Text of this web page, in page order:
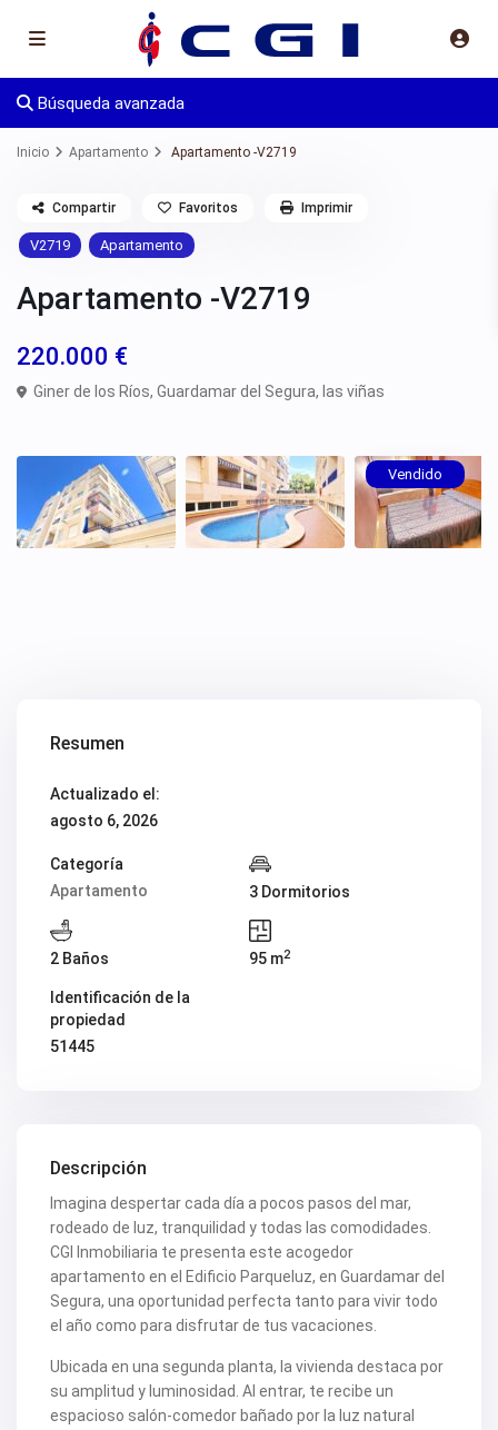
Búsqueda avanzada
Inicio Apartamento Apartamento -V2719
V2719 Apartamento
Apartamento -V2719
220.000 €
Giner de los Ríos,Guardamar del Segura, las viñas
Compartir Favoritos Imprimir
Vendido
Resumen
Actualizado el:
agosto 6, 2026
Categoría
Apartamento
3 Dormitorios
2 Baños 95 m2
Identificación de la
propiedad
51445
Descripción
Imagina despertar cada día a pocos pasos del mar,
rodeado de luz, tranquilidad y todas las comodidades.
CGI Inmobiliaria te presenta este acogedor
apartamento en el Edificio Parqueluz, en Guardamar del
Segura, una oportunidad perfecta tanto para vivir todo
el año como para disfrutar de tus vacaciones.
Ubicada en una segunda planta, la vivienda destaca por
su amplitud y luminosidad. Al entrar, te recibe un
espacioso salón-comedor bañado por la luz natural